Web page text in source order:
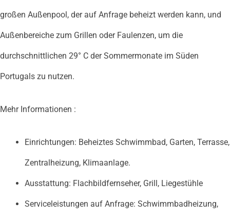
großen Außenpool, der auf Anfrage beheizt werden kann, und
Außenbereiche zum Grillen oder Faulenzen, um die
durchschnittlichen 29° C der Sommermonate im Süden
Portugals zu nutzen.
Mehr Informationen :
Einrichtungen: Beheiztes Schwimmbad, Garten, Terrasse,
Zentralheizung, Klimaanlage.
Ausstattung: Flachbildfernseher, Grill, Liegestühle
Serviceleistungen auf Anfrage: Schwimmbadheizung,